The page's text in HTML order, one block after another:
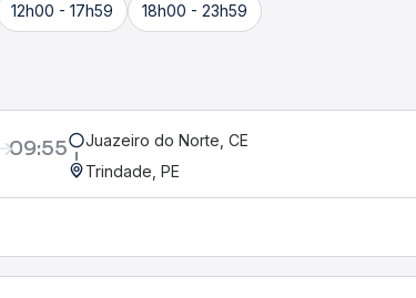
12h00 - 17h59 18h00 - 23h59
09:55
Juazeiro do Norte, CE
Trindade, PE